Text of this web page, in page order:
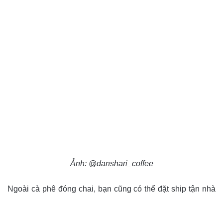
Ảnh: @danshari_coffee
Ngoài cà phê đóng chai, bạn cũng có thể đặt ship tận nhà